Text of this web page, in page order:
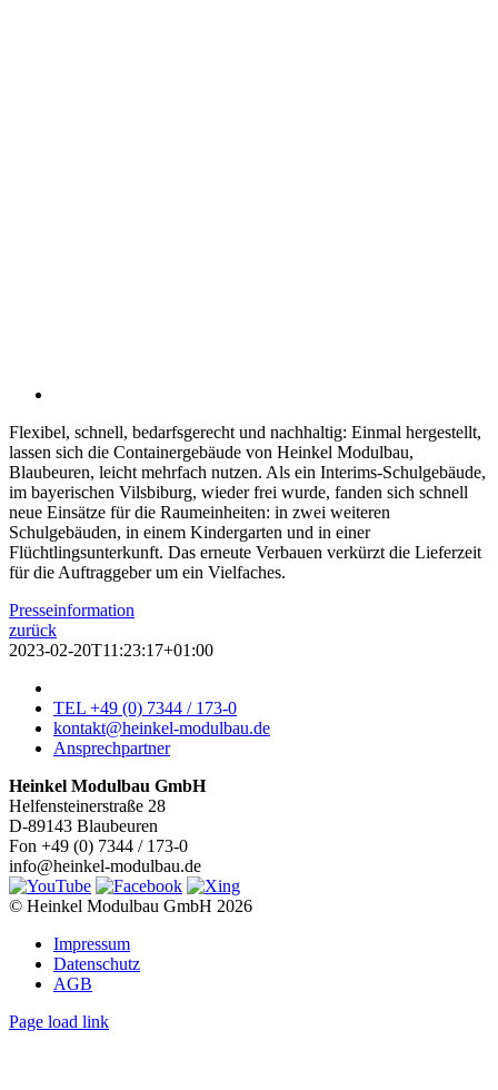
Flexibel, schnell, bedarfsgerecht und nachhaltig: Einmal hergestellt,
lassen sich die Containergebäude von Heinkel Modulbau,
Blaubeuren, leicht mehrfach nutzen. Als ein Interims-Schulgebäude,
im bayerischen Vilsbiburg, wieder frei wurde, fanden sich schnell
neue Einsätze für die Raumeinheiten: in zwei weiteren
Schulgebäuden, in einem Kindergarten und in einer
Flüchtlingsunterkunft. Das erneute Verbauen verkürzt die Lieferzeit
für die Auftraggeber um ein Vielfaches.
Presseinformation
zurück
2023-02-20T11:23:17+01:00
TEL +49 (0) 7344 / 173-0
kontakt@heinkel-modulbau.de
Ansprechpartner
Heinkel Modulbau GmbH
Helfensteinerstraße 28
D-89143 Blaubeuren
Fon +49 (0) 7344 / 173-0
info@heinkel-modulbau.de
© Heinkel Modulbau GmbH 2026
Impressum
Datenschutz
AGB
Page load link